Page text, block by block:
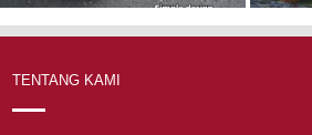
TENTANG KAMI